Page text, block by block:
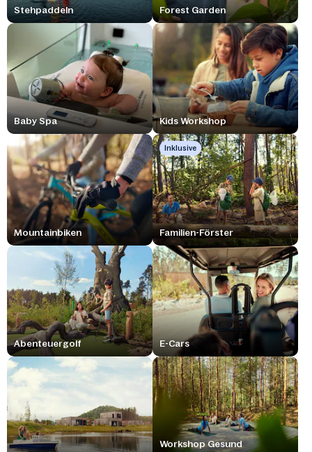
Stehpaddeln Forest Garden
Baby Spa Kids Workshop
Mountainbiken
Inklusive
Familien-Förster
Abenteuergolf E-Cars
Workshop Gesund